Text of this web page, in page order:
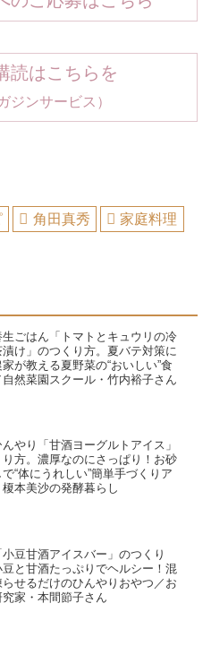
読はこちらを
ンサービス）
角田真秀 家庭料理
生ごはん「トマトとキュウリの冷
漬け」のつくり方。夏バテ対策に
家が教える夏野菜の“おいしい”食
自然菜園スクール・竹内裕子さん
やり「甘酒ヨーグルトアイス」
り方。濃厚なのにさっぱり！お砂
“体にうれしい”簡単手づくりア
榎本美沙の発酵暮らし
豆甘酒アイスバー」のつくり
豆と甘酒たっぷりでヘルシー！混
らせるだけのひんやりおやつ／お
究家・本間節子さん